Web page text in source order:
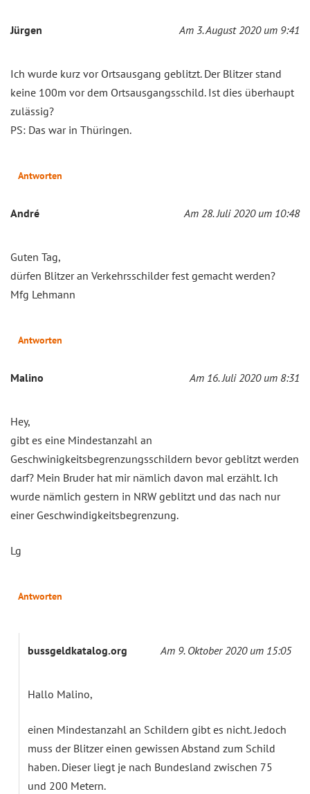
Jürgen Am 3. August 2020 um 9:41
Ich wurde kurz vor Ortsausgang geblitzt. Der Blitzer stand
keine 100m vor dem Ortsausgangsschild. Ist dies überhaupt
zulässig?
PS: Das war in Thüringen.
Antworten
André Am 28. Juli 2020 um 10:48
Guten Tag,
dürfen Blitzer an Verkehrsschilder fest gemacht werden?
Mfg Lehmann
Antworten
Malino Am 16. Juli 2020 um 8:31
Hey,
gibt es eine Mindestanzahl an
Geschwinigkeitsbegrenzungsschildern bevor geblitzt werden
darf? Mein Bruder hat mir nämlich davon mal erzählt. Ich
wurde nämlich gestern in NRW geblitzt und das nach nur
einer Geschwindigkeitsbegrenzung.
Lg
Antworten
bussgeldkatalog.org Am 9. Oktober 2020 um 15:05
Hallo Malino,
einen Mindestanzahl an Schildern gibt es nicht. Jedoch
muss der Blitzer einen gewissen Abstand zum Schild
haben. Dieser liegt je nach Bundesland zwischen 75
und 200 Metern.